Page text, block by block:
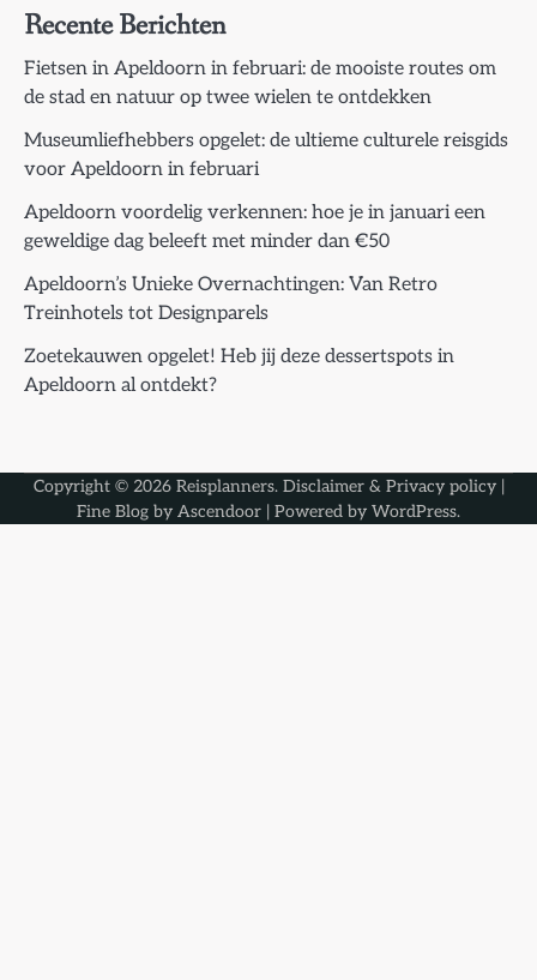
Recente Berichten
Fietsen in Apeldoorn in februari: de mooiste routes om
de stad en natuur op twee wielen te ontdekken
Museumliefhebbers opgelet: de ultieme culturele reisgids
voor Apeldoorn in februari
Apeldoorn voordelig verkennen: hoe je in januari een
geweldige dag beleeft met minder dan €50
Apeldoorn’s Unieke Overnachtingen: Van Retro
Treinhotels tot Designparels
Zoetekauwen opgelet! Heb jij deze dessertspots in
Apeldoorn al ontdekt?
Copyright © 2026 Reisplanners. Disclaimer & Privacy policy|
Fine Blog by Ascendoor | Powered by WordPress.